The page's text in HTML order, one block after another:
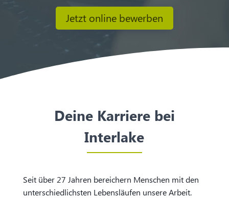
Jetzt online bewerben
Deine Karriere bei
Interlake
Seit über 27 Jahren bereichern Menschen mit den
unterschiedlichsten Lebensläufen unsere Arbeit.